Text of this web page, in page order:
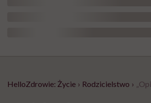
HelloZdrowie: Życie › Rodzicielstwo ›